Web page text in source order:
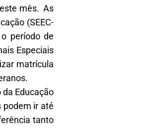
mês. As
(SEEC-
período de
Especiais
matrícula
Educação
podem ir até
tanto